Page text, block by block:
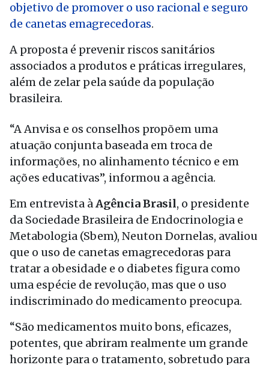
objetivo de promover o uso racional e seguro
de canetas emagrecedoras.
A proposta é prevenir riscos sanitários
associados a produtos e práticas irregulares,
além de zelar pela saúde da população
brasileira.
“A Anvisa e os conselhos propõem uma
atuação conjunta baseada em troca de
informações, no alinhamento técnico e em
ações educativas”, informou a agência.
Em entrevista àAgência Brasil, o presidente
da Sociedade Brasileira de Endocrinologia e
Metabologia (Sbem), Neuton Dornelas, avaliou
que o uso de canetas emagrecedoras para
tratar a obesidade e o diabetes figura como
uma espécie de revolução, mas que o uso
indiscriminado do medicamento preocupa.
“São medicamentos muito bons, eficazes,
potentes, que abriram realmente um grande
horizonte para o tratamento, sobretudo para